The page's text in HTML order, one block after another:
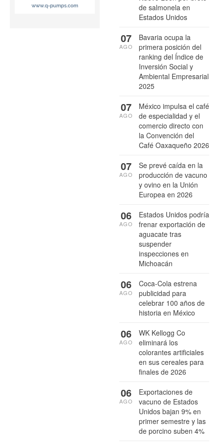
de salmonela en
Estados Unidos
Bavaria ocupa la
primera posición del
ranking del Índice de
Inversión Social y
Ambiental Empresarial
2025
07
AGO
México impulsa el café
de especialidad y el
comercio directo con
la Convención del
Café Oaxaqueño 2026
07
AGO
Se prevé caída en la
producción de vacuno
y ovino en la Unión
Europea en 2026
07
AGO
Estados Unidos podría
frenar exportación de
aguacate tras
suspender
inspecciones en
Michoacán
06
AGO
Coca-Cola estrena
publicidad para
celebrar 100 años de
historia en México
06
AGO
WK Kellogg Co
eliminará los
colorantes artificiales
en sus cereales para
finales de 2026
06
AGO
Exportaciones de
vacuno de Estados
Unidos bajan 9% en
primer semestre y las
de porcino suben 4%
06
AGO